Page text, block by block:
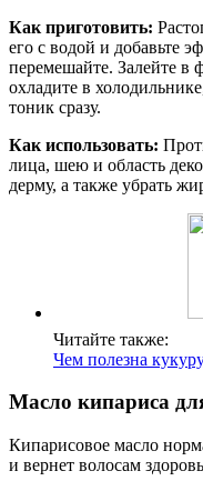
Как приготовить:
его с водой и добавьте
перемешайте. Залейте в
охладите в
тоник сразу.
Как использовать:
лица, шею и область
дерму, а также убрать
Читайте также:
Чем полезна
Масло кипариса
Кипарисовое масло
и вернет волосам